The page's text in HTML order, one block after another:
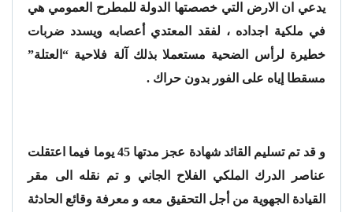
يدعي ان الارض التي خصصتها الدولة للمطرح العمومي هي
في ملكية اجداده ، لفقد المعتدي أعصابه ويسدد ضربات
خطيرة لرأس الضحية مستعملا بذلك آلة فلاحية “العتلة”
مسقطا إياه على الفور بدون حراك .
و قد تم تسليم القائد شهادة عجز مدتها 45 يوما فيما اعتقلت
عناصر الدرك الملكي الفلاح الجاني و تم نقله الى مقر
القيادة الجهوية من أجل التحقيق معه و معرفة وقائع الحادثة